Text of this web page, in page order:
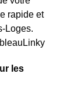
rapide et
Loges.
les